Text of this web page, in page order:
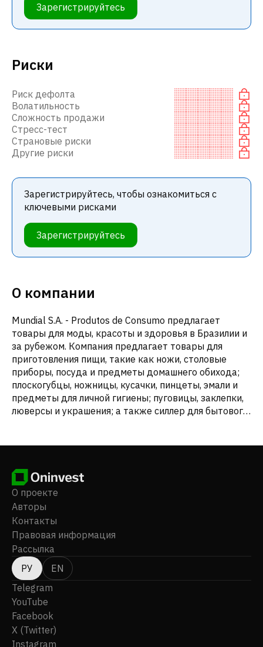
Риски
Риск дефолта
Волатильность
Сложность продажи
Стресс-тест
Страновые риски
Другие риски
Зарегистрируйтесь, чтобы ознакомиться с
ключевыми рисками
Зарегистрируйтесь
О компании
Mundial S.A. - Produtos de Consumo предлагает
товары для моды, красоты и здоровья в Бразилии и
за рубежом. Компания предлагает товары для
приготовления пищи, такие как ножи, столовые
приборы, посуда и предметы домашнего обихода;
плоскогубцы, ножницы, кусачки, пинцеты, эмали и
предметы для личной гигиены; пуговицы, заклепки,
люверсы и украшения; а также силлер для бытового
Компания была основана в 1896 году и базируется в
Зарегистрируйтесь
О проекте
Авторы
Контакты
Правовая информация
Рассылка
РУ
EN
Telegram
YouTube
Facebook
X (Twitter)
Instagram